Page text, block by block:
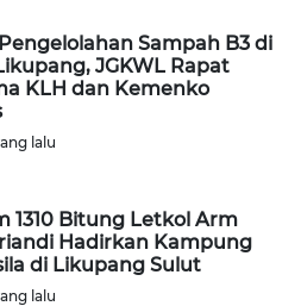
Sampah B3 di
JGKWL Rapat
KLH dan Kemenko
lalu
1310 Bitung Letkol Arm
Hadirkan Kampung
di Likupang Sulut
lalu